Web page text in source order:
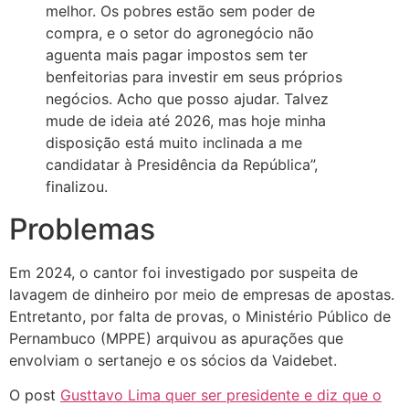
melhor. Os pobres estão sem poder de
compra, e o setor do agronegócio não
aguenta mais pagar impostos sem ter
benfeitorias para investir em seus próprios
negócios. Acho que posso ajudar. Talvez
mude de ideia até 2026, mas hoje minha
disposição está muito inclinada a me
candidatar à Presidência da República”,
finalizou.
Problemas
Em 2024, o cantor foi investigado por suspeita de
lavagem de dinheiro por meio de empresas de apostas.
Entretanto, por falta de provas, o Ministério Público de
Pernambuco (MPPE) arquivou as apurações que
envolviam o sertanejo e os sócios da Vaidebet.
O post Gusttavo Lima quer ser presidente e diz que o